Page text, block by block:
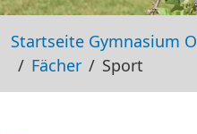
Startseite Gymnasium
Fächer
Sport